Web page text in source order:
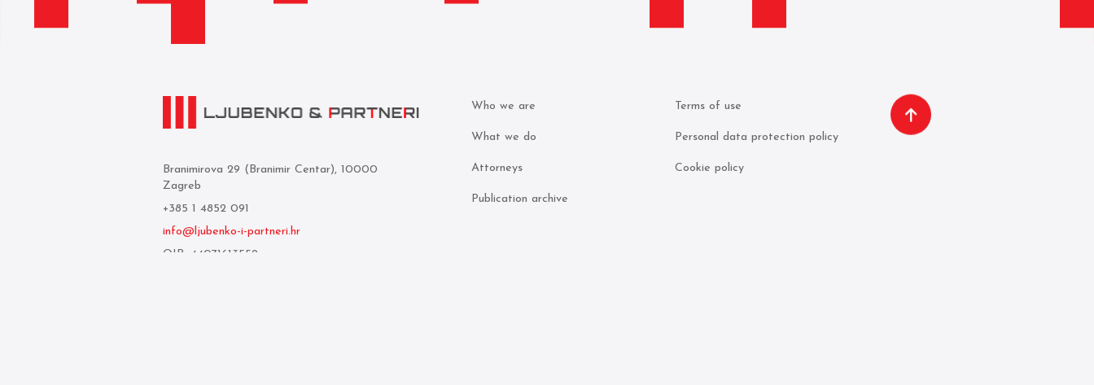
Branimirova 29 (Branimir Centar), 10000
Zagreb
+385 1 4852 091
info@ljubenko-i-partneri.hr
OIB: 44071613559
Who we are
What we do
Attorneys
Publication archive
Terms of use
Personal data protection policy
Cookie policy